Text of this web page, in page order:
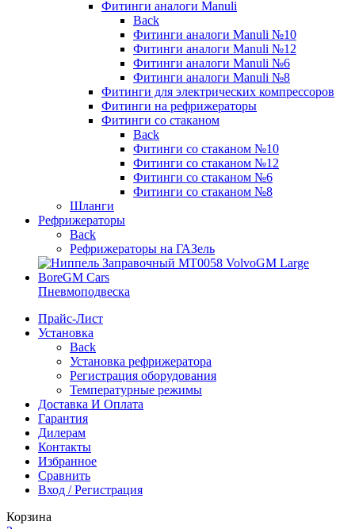
Фитинги аналоги Manuli
Back
Фитинги аналоги Manuli №10
Фитинги аналоги Manuli №12
Фитинги аналоги Manuli №6
Фитинги аналоги Manuli №8
Фитинги для электрических компрессоров
Фитинги на рефрижераторы
Фитинги со стаканом
Back
Фитинги со стаканом №10
Фитинги со стаканом №12
Фитинги со стаканом №6
Фитинги со стаканом №8
Шланги
Рефрижераторы
Back
Рефрижераторы на ГАЗель
Пневмоподвеска
Прайс-Лист
Установка
Back
Установка рефрижератора
Регистрация оборудования
Температурные режимы
Доставка И Оплата
Гарантия
Дилерам
Контакты
Избранное
Сравнить
Вход / Регистрация
Корзина